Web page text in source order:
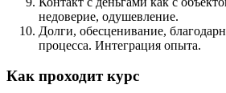
недоверие, одушевление.
Долги, обесценивание,
процесса. Интеграция опыта.
Как проходит курс